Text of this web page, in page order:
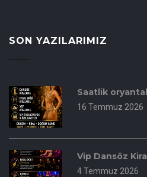
SON YAZILARIMIZ
Saatlik
16 Temmuz 2026
Vip Dansöz
4 Temmuz 2026